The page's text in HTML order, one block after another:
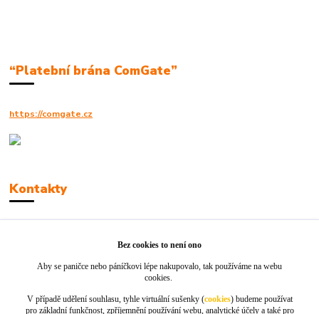
“Platební brána ComGate”
https://comgate.cz
Kontakty
info@jackie-shop.cz
Bez cookies to není ono
Aby se paničce nebo páníčkovi lépe nakupovalo, tak používáme na webu
cookies.
V případě udělení souhlasu, tyhle virtuální sušenky (cookies) budeme používat
pro základní funkčnost, zpříjemnění používání webu, analytické účely a také pro